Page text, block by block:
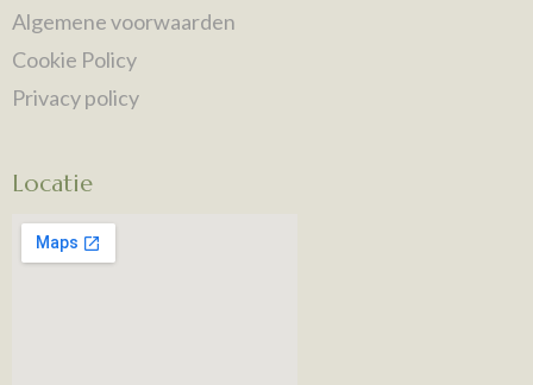
Algemene voorwaarden
Cookie Policy
Privacy policy
Locatie